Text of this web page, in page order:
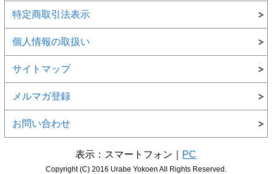
特定商取引法表示
個人情報の取扱い
サイトマップ
メルマガ登録
お問い合わせ
表示：スマートフォン｜ PC
Copyright (C) 2016 Urabe Yokoen All Rights Reserved.